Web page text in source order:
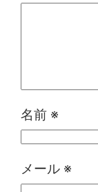
名前 ※
メール ※